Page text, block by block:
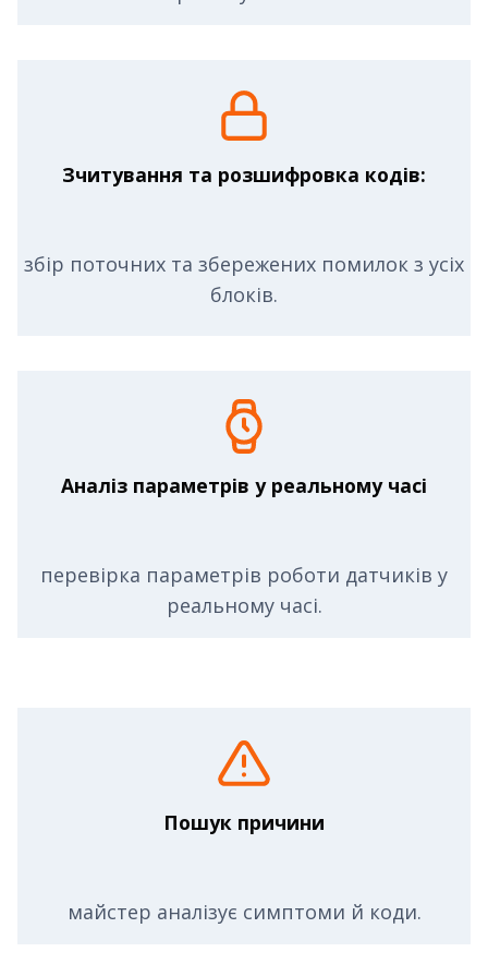
Зчитування та розшифровка кодів:
збір поточних та збережених помилок з усіх
блоків.
Аналіз параметрів у реальному часі
перевірка параметрів роботи датчиків у
реальному часі.
Пошук причини
майстер аналізує симптоми й коди.